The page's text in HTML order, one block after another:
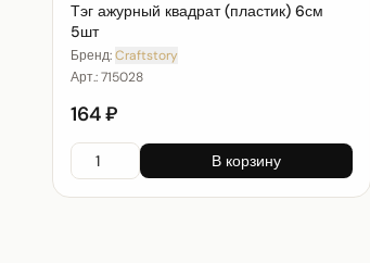
Тэг ажурный квадрат (пластик) 6см
5шт
Бренд:Craftstory
Арт.:715028
164 ₽
В корзину